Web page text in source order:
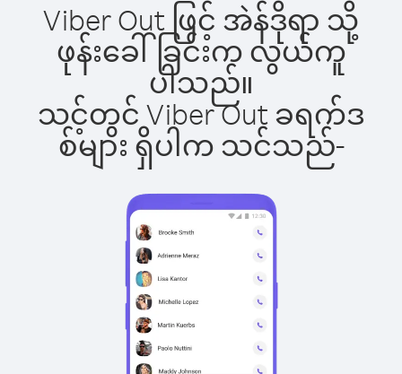
Viber Out ဖြင့် အဲန်ဒိုရာ သို့
ဖုန်းခေါ်ခြင်းက လွယ်ကူ
ပါသည်။
သင့်တွင် Viber Out ခရက်ဒ
စ်များ ရှိပါက သင်သည်-